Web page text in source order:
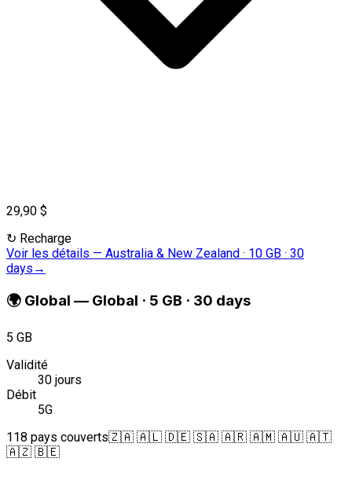
29,90 $
↻ Recharge
Voir les détails — Australia & New Zealand · 10 GB · 30
days →
🌍 Global — Global · 5 GB · 30 days
5 GB
Validité
30 jours
Débit
5G
118 pays couverts🇿🇦 🇦🇱 🇩🇪 🇸🇦 🇦🇷 🇦🇲 🇦🇺 🇦🇹
🇦🇿 🇧🇪